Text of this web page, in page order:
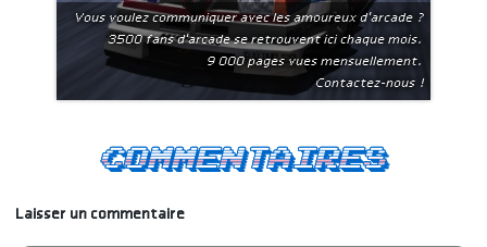
Vous voulez communiquer avec les amoureux d'arcade ?
3500 fans d'arcade se retrouvent ici chaque mois.
9 000 pages vues mensuellement.
Contactez-nous !
Commentaires
Laisser un commentaire